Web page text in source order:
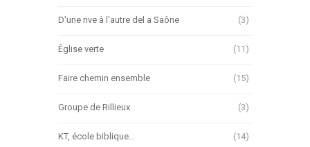
D'une rive à l'autre del a Saône (3)
Église verte (11)
Faire chemin ensemble (15)
Groupe de Rillieux (3)
KT, école biblique… (14)